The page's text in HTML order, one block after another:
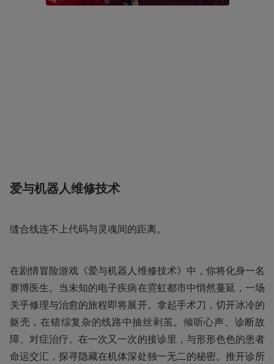
爱与机器人维修技术
缝合线连不上代码与灵魂间的距离。
在剧情冒险游戏《爱与机器人维修技术》中，你将化身一名
赛博医生。当未知的电子疾病在霓虹都市中悄然蔓延，一场
关乎修理与治愈的旅程即将展开。拿起手术刀，切开冰冷的
躯壳，在错综复杂的线路中抽丝剥茧。倾听心声、诊断故
障、对症治疗。在一次又一次的接诊里，与形形色色的患者
命运交汇，探寻隐藏在机体深处独一无二的秘密。推开诊所